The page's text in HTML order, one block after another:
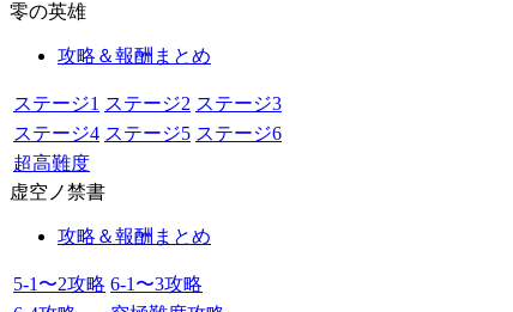
零の英雄
攻略＆報酬まとめ
ステージ1 ステージ2 ステージ3
ステージ4 ステージ5 ステージ6
超高難度
虚空ノ禁書
攻略＆報酬まとめ
5-1〜2攻略 6-1〜3攻略